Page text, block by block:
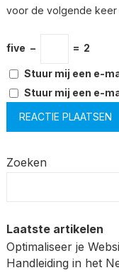
voor de volgende keer
five − = 2
Stuur mij een e-
Stuur mij een e-
Zoeken
Laatste artikelen
Optimaliseer je
Handleiding in het